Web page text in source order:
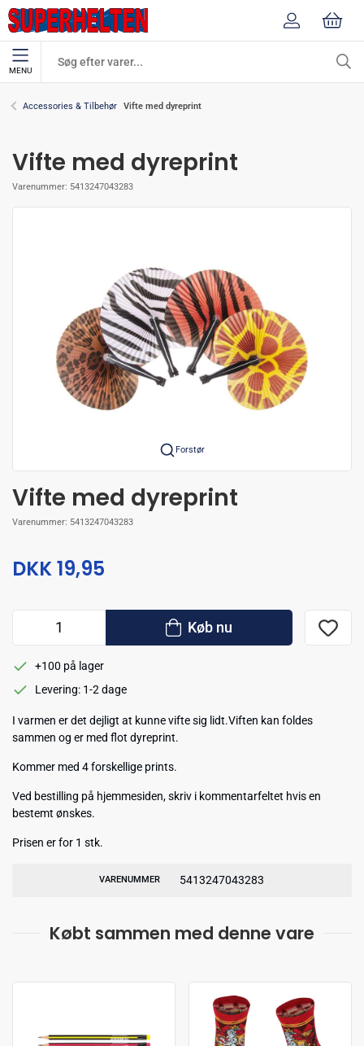
MENU
Accessories & Tilbehør Vifte med dyreprint
Vifte med dyreprint
Varenummer: 5413247043283
Forstør
Vifte med dyreprint
Varenummer: 5413247043283
DKK 19,95
Køb nu
+100 på lager
Levering: 1-2 dage
I varmen er det dejligt at kunne vifte sig lidt.Viften kan foldes
sammen og er med flot dyreprint.
Kommer med 4 forskellige prints.
Ved bestilling på hjemmesiden, skriv i kommentarfeltet hvis en
bestemt ønskes.
Prisen er for 1 stk.
VARENUMMER 5413247043283
Købt sammen med denne vare